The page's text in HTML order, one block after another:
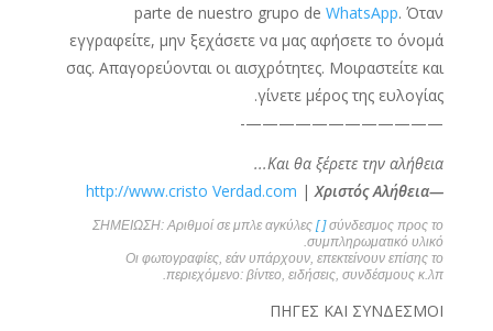
parte de nuestro grupo deWhatsApp. Όταν
εγγραφείτε, μην ξεχάσετε να μας αφήσετε το όνομά
σας. Απαγορεύονται οι αισχρότητες. Μοιραστείτε και
γίνετε μέρος της ευλογίας.
————————————-
Και θα ξέρετε την αλήθεια...
—Χριστός Αλήθεια
|
http://www.cristo Verdad.com
ΣΗΜΕΙΩΣΗ: Αριθμοί σε μπλε αγκύλες [ ]σύνδεσμος προς το
συμπληρωματικό υλικό.
Οι φωτογραφίες, εάν υπάρχουν, επεκτείνουν επίσης το
περιεχόμενο: βίντεο, ειδήσεις, συνδέσμους κ.λπ.
ΠΗΓΕΣ ΚΑΙ ΣΥΝΔΕΣΜΟΙ